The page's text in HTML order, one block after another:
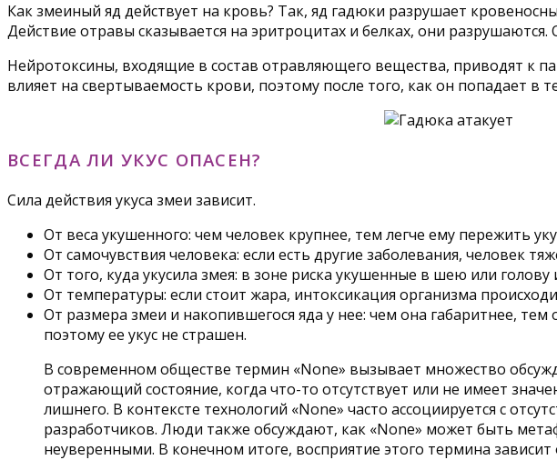
Как змеиный яд действует на кровь? Так, яд гадюки разрушает
Действие отравы сказывается на эритроцитах и белках, они разрушаются.
Нейротоксины, входящие в состав отравляющего вещества, приводят к
влияет на свертываемость крови, поэтому после того, как он попадает в
ВСЕГДА ЛИ УКУС ОПАСЕН?
Сила действия укуса змеи зависит.
От веса укушенного: чем человек крупнее, тем легче ему пережить
От самочувствия человека: если есть другие заболевания, человек
От того, куда укусила змея: в зоне риска укушенные в шею или
От температуры: если стоит жара, интоксикация организма
От размера змеи и накопившегося яда у нее: чем она габаритнее,
поэтому ее укус не страшен.
В современном обществе термин «None» вызывает множество
отражающий состояние, когда что-то отсутствует или не имеет
лишнего. В контексте технологий «None» часто ассоциируется с
разработчиков. Люди также обсуждают, как «None» может быть
неуверенными. В конечном итоге, восприятие этого термина